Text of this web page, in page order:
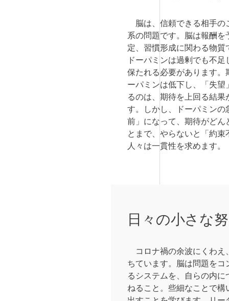
脳は、信頼できる相手の
系の問題です。脳は報酬
定、習慣形成に関わる物
ドーパミンは過剰でも不
保たれる必要があります
ーパミンは低下し、「失
るのは、期待を上回る結
す。しかし、ドーパミン
前」になって、期待がど
とまで、やらないと「約
人々は一貫性を求めます
日々の小さな
コロナ禍の余波にくわえ
ちています。脳は問題を
るシステムを、自らの内
ねること。些細なことで